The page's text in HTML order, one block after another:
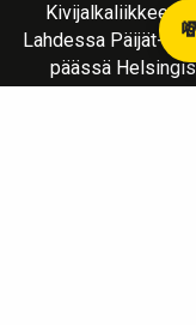
Lahdessa Päijät-
päässä